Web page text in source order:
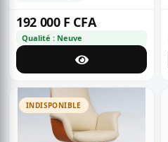
192 000 F CFA
Qualité : Neuve
INDISPONIBLE